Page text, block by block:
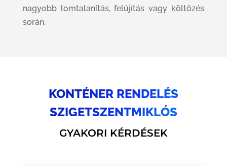
nagyobb lomtalanítás, felújítás vagy költözés
során.
KONTÉNER RENDELÉS
SZIGETSZENTMIKLÓS
GYAKORI KÉRDÉSEK